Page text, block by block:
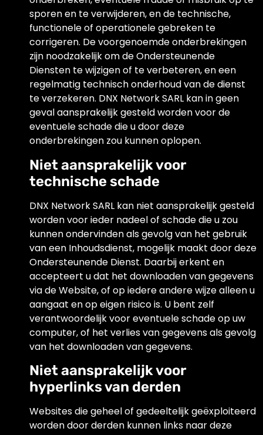
sporen en te verwijderen, en de technische,
functionele of operationele gebreken te
corrigeren. De voorgenoemde onderbrekingen
zijn noodzakelijk om de Ondersteunende
Diensten te wijzigen of te verbeteren, en een
regelmatig technisch onderhoud van de dienst
te verzekeren. DNX Network SARL kan in geen
geval aansprakelijk gesteld worden voor de
eventuele schade die u door deze
onderbrekingen zou kunnen oplopen.
Niet aansprakelijk voor
technische schade
DNX Network SARL kan niet aansprakelijk gesteld
worden voor ieder nadeel of schade die u zou
kunnen ondervinden als gevolg van het gebruik
van een Inhoudsdienst, mogelijk maakt door deze
Ondersteunende Dienst. Daarbij erkent en
accepteert u dat het downloaden van gegevens
via de Website, of op iedere andere wijze alleen u
aangaat en op eigen risico is. U bent zelf
verantwoordelijk voor eventuele schade op uw
computer, of het verlies van gegevens als gevolg
van het downloaden van gegevens.
Niet aansprakelijk voor
hyperlinks van derden
Websites die geheel of gedeeltelijk geëxploiteerd
worden door derden kunnen links naar deze